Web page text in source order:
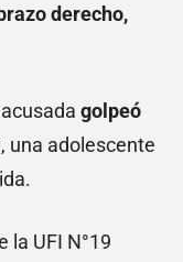
derecho,
golpeó
, una adolescente
la UFI N°19